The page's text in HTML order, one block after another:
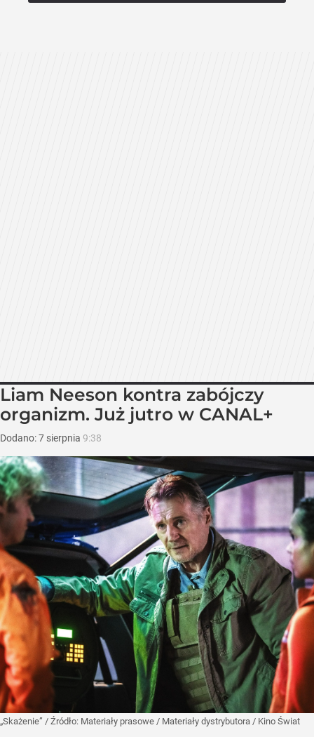
Liam Neeson kontra zabójczy
organizm. Już jutro w CANAL+
Dodano:7 sierpnia 9:38
„Skażenie” / Źródło: Materiały prasowe / Materiały dystrybutora / Kino Świat